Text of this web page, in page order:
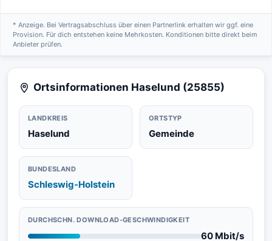
* Anzeige. Bei Vertragsabschluss über einen Partnerlink erhalten wir ggf. eine
Provision. Für dich entstehen keine Mehrkosten. Konditionen bitte direkt beim
Anbieter prüfen.
Ortsinformationen Haselund (25855)
LANDKREIS
Haselund
ORTSTYP
Gemeinde
BUNDESLAND
Schleswig-Holstein
DURCHSCHN. DOWNLOAD-GESCHWINDIGKEIT
60 Mbit/s